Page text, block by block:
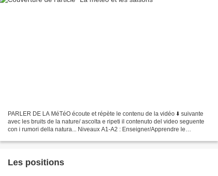
PARLER DE LA MéTéO écoute et répète le contenu de la vidéo ⬇️ suivante
avec les bruits de la nature/ ascolta e ripeti il contenuto del video seguente
con i rumori della natura... Niveaux A1-A2 : Enseigner/Apprendre le
Les positions